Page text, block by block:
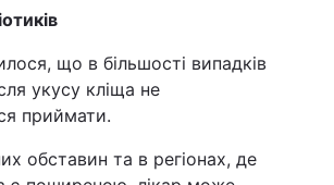
що в більшості випадків
укусу кліща не
приймати.
обставин та в регіонах, де